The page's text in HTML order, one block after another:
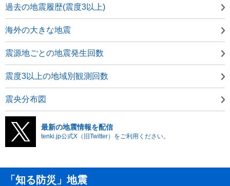
過去の地震履歴(震度3以上)
海外の大きな地震
震源地ごとの地震発生回数
震度3以上の地域別観測回数
震央分布図
最新の地震情報を配信
tenki.jp公式X（旧Twitter）をご利用ください。
「知る防災」地震